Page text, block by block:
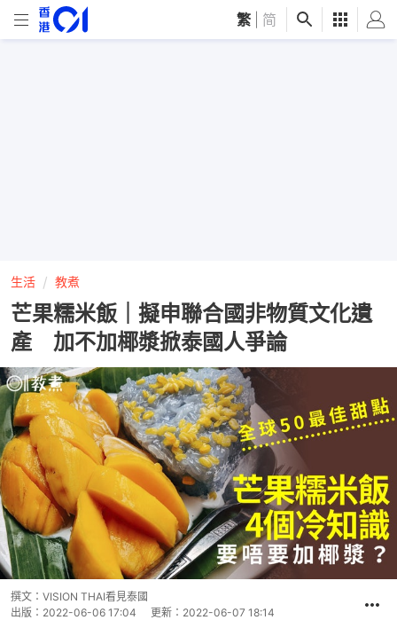
繁 简
生活 教煮
芒果糯米飯｜擬申聯合國非物質文化遺
產 加不加椰漿掀泰國人爭論
撰文： VISION THAI看見泰國
出版： 2022-06-06 17:04 更新： 2022-06-07 18:14